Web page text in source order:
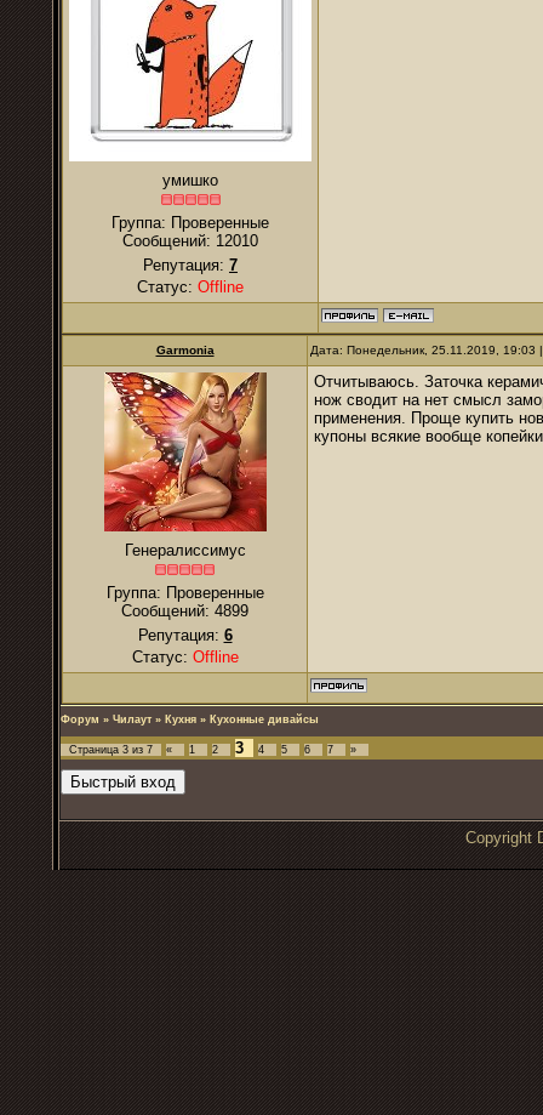
умишко
Группа: Проверенные
Сообщений: 12010
Репутация: 7
Статус: Offline
Garmonia Дата: Понедельник, 25.11.2019,
Генералиссимус
Группа: Проверенные
Сообщений: 4899
Репутация: 6
Статус: Offline
Отчитываюсь. Заточка
нож сводит на нет смысл
применения. Проще купить
купоны всякие вообще
Форум » Чилаут » Кухня » Кухонные дивайсы
Страница 3 из 7 « 1 2 3 4 5 6 7 »
Copyright